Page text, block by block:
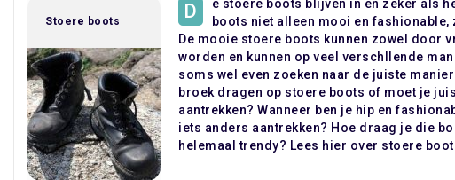
Stoere boots D
e stoere boots blijven in en zeker als
boots niet alleen mooi en
De mooie stoere boots kunnen zowel door
worden en kunnen op veel verschllende
soms wel even zoeken naar de juiste
broek dragen op stoere boots of moet je
aantrekken? Wanneer ben je hip en
iets anders aantrekken? Hoe draag je die
helemaal trendy? Lees hier over stoere